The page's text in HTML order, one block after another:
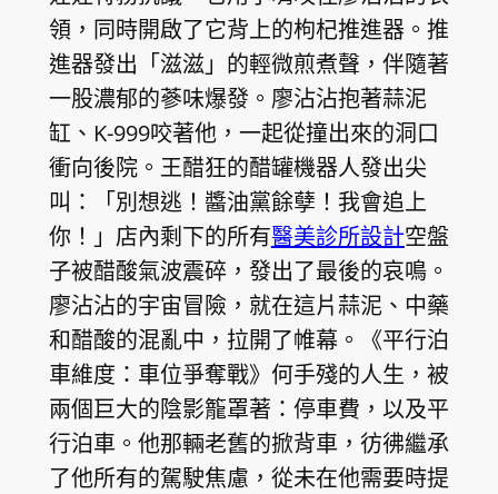
領，同時開啟了它背上的枸杞推進器。推
進器發出「滋滋」的輕微煎煮聲，伴隨著
一股濃郁的蔘味爆發。廖沾沾抱著蒜泥
缸、K-999咬著他，一起從撞出來的洞口
衝向後院。王醋狂的醋罐機器人發出尖
叫：「別想逃！醬油黨餘孽！我會追上
你！」店內剩下的所有醫美診所設計空盤
子被醋酸氣波震碎，發出了最後的哀鳴。
廖沾沾的宇宙冒險，就在這片蒜泥、中藥
和醋酸的混亂中，拉開了帷幕。《平行泊
車維度：車位爭奪戰》何手殘的人生，被
兩個巨大的陰影籠罩著：停車費，以及平
行泊車。他那輛老舊的掀背車，彷彿繼承
了他所有的駕駛焦慮，從未在他需要時提